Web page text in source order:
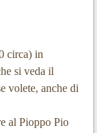
circa) in
si veda il
volete, anche di
al Pioppo Pio